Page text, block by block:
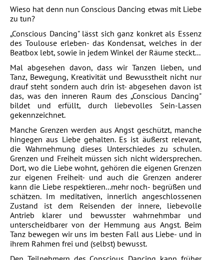
Wieso hat denn nun Conscious Dancing etwas mit Liebe
zu tun?
„Conscious Dancing" lässt sich ganz konkret als Essenz
des Toulouse erleben- das Kondensat, welches in der
Beatbox lebt, sowie in jedem Winkel der Räume steckt...
Mal abgesehen davon, dass wir Tanzen lieben, und
Tanz, Bewegung, Kreativität und Bewusstheit nicht nur
drauf steht sondern auch drin ist- abgesehen davon ist
das, was den inneren Raum des „Conscious Dancing"
bildet und erfüllt, durch liebevolles Sein-Lassen
gekennzeichnet.
Manche Grenzen werden aus Angst geschützt, manche
hingegen aus Liebe gehalten. Es ist äußerst relevant,
die Wahrnehmung dieses Unterschiedes zu schulen.
Grenzen und Freiheit müssen sich nicht widersprechen.
Dort, wo die Liebe wohnt, gehören die eigenen Grenzen
zur eigenen Freiheit- und auch die Grenzen anderer
kann die Liebe respektieren...mehr noch- begrüßen und
schätzen. Im meditativen, innerlich angeschlossenen
Zustand ist dem Reisenden der innere, liebevolle
Antrieb klarer und bewusster wahrnehmbar und
unterscheidbarer von der Hemmung aus Angst. Beim
Tanz bewegen wir uns im besten Fall aus Liebe- und in
ihrem Rahmen frei und (selbst) bewusst.